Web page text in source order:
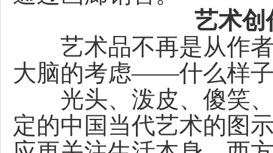
艺术创
艺术品不再是从作者
大脑的考虑——什么样
光头、泼皮、傻笑、
定的中国当代艺术的图